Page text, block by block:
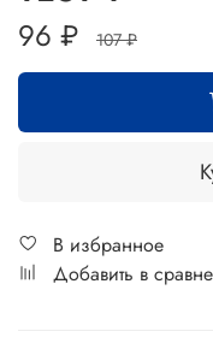
96 ₽ 107 ₽
В избранное
Добавить в